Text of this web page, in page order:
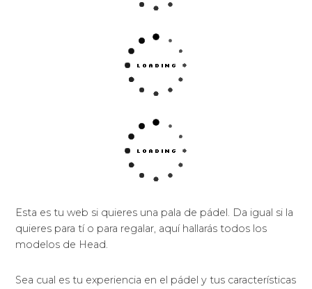
Esta es tu web si quieres una pala de pádel. Da igual si la
quieres para tí o para regalar, aquí hallarás todos los
modelos de Head.
Sea cual es tu experiencia en el pádel y tus características